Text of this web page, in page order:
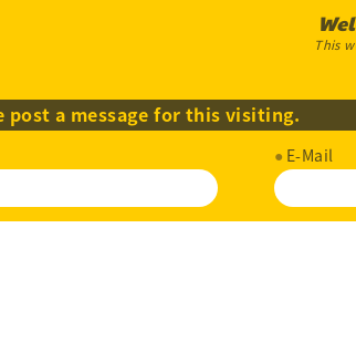
This
post a message for this visiting.
E-Mail